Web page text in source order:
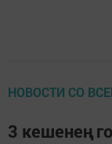
НОВОСТИ СО
3 кешенең